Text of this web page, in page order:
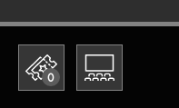
0